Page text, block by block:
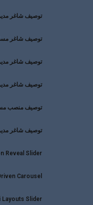
توصيف شاغر
توصيف شاغر
توصيف شاغر
توصيف شاغر
توصيف منصب
توصيف شاغر
Reveal Slider
Carousel
Layouts Slider